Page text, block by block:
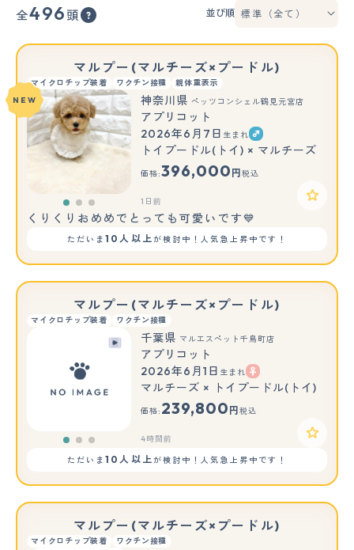
全496 頭 並び順
マルプー(マルチーズ×プードル)
マイクロチップ装着 ワクチン接種 親体重表示
もっと見る
NEW 神奈川県 ペッツコンシェル鶴見元宮店
アプリコット
2026年6月7日 生まれ
トイプードル(トイ) × マルチーズ
価格:396,000 円 税込
1日前
くりくりおめめでとっても可愛いです💙
ただいま10人以上が検討中！人気急上昇中です！
マルプー(マルチーズ×プードル)
マイクロチップ装着 ワクチン接種
もっと見る
千葉県 マルエスペット千鳥町店
アプリコット
2026年6月1日 生まれ
マルチーズ × トイプードル(トイ)
価格: 239,800 円 税込
4時間前
ただいま10人以上が検討中！人気急上昇中です！
マルプー(マルチーズ×プードル)
マイクロチップ装着 ワクチン接種